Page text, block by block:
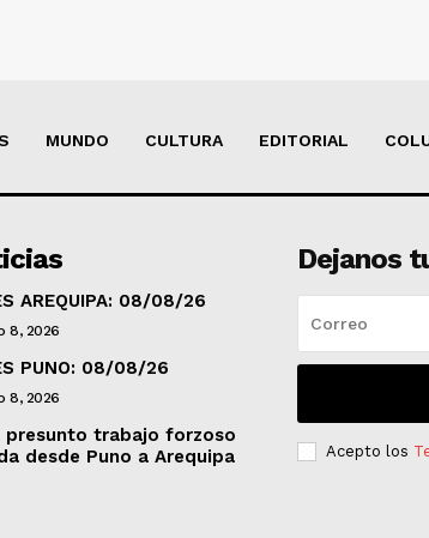
MUNDO CULTURA EDITORIAL
AREQUIPA: 08/08/26
8, 2026
PUNO: 08/08/26
8, 2026
presunto trabajo forzoso
desde Puno a Arequipa
Dejanos
Acepto los